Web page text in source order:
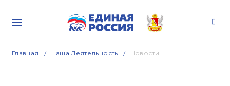
Главная Наша Деятельность Новости